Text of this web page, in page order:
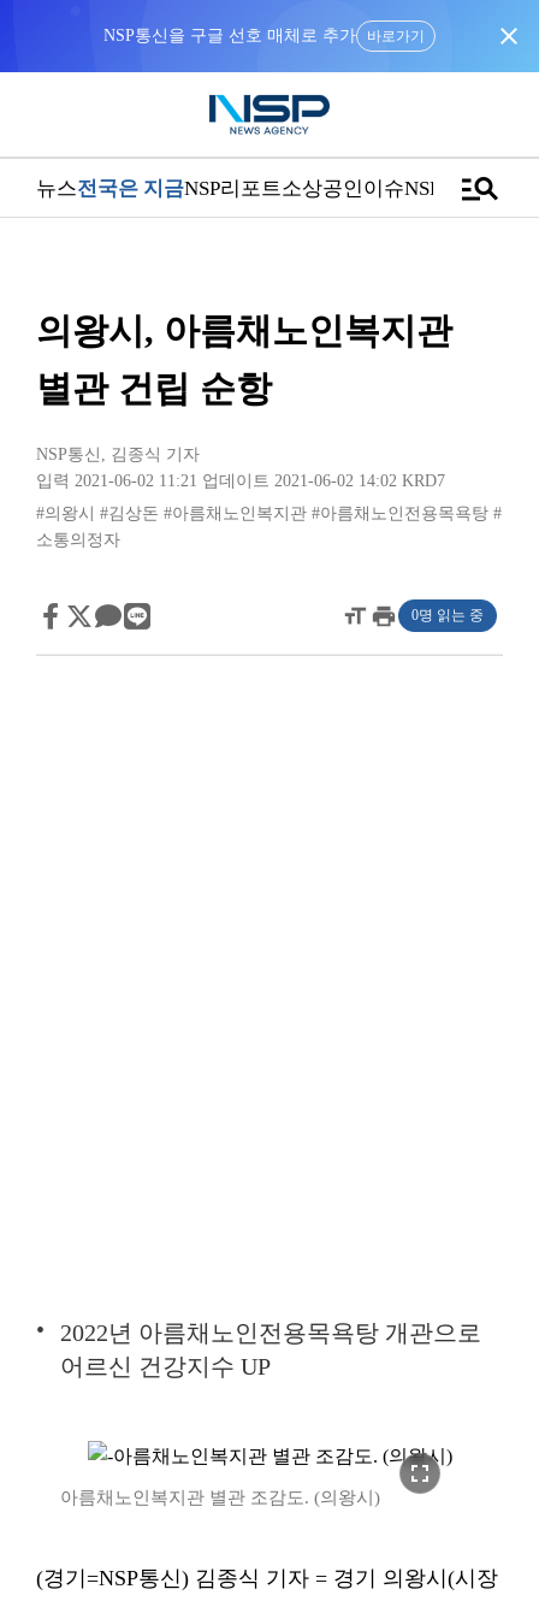
NSP통신을 구글 선호 매체로 추가 바로가기 close
뉴스전국은 지금NSP리포트소상공인이슈NSPTVmanage_search
의왕시, 아름채노인복지관
별관 건립 순항
NSP통신 , 김종식 기자
입력 2021-06-02 11:21 업데이트 2021-06-02 14:02 KRD7
#의왕시
#김상돈 #아름채노인복지관 #아름채노인전용목욕탕 #
소통의정자
format_sizeprint 0명 읽는 중
2022년 아름채노인전용목욕탕 개관으로
어르신 건강지수 UP
fullscreen
아름채노인복지관 별관 조감도. (의왕시)
(경기=NSP통신) 김종식 기자 = 경기 의왕시(시장